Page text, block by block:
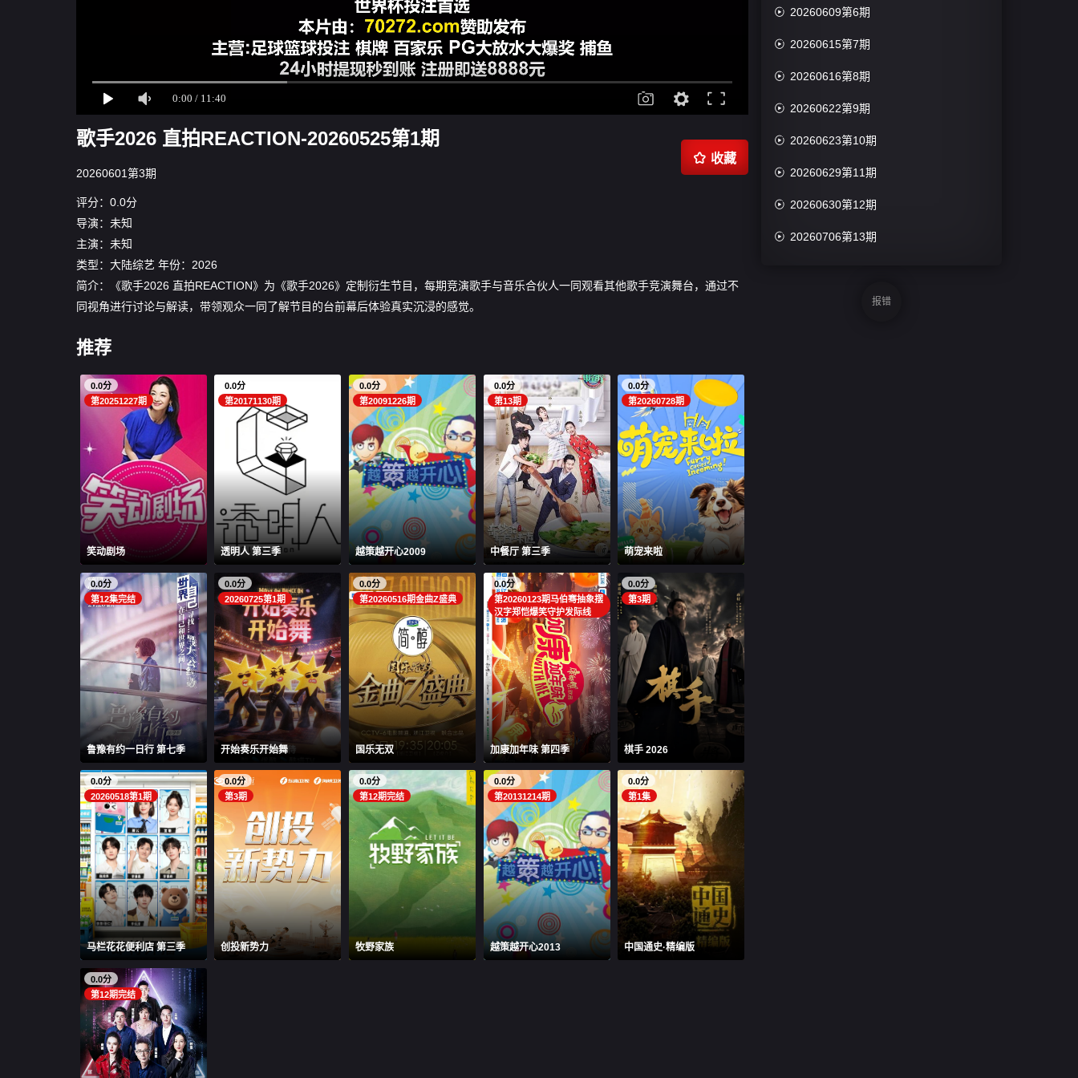
歌手2026 直拍REACTION-20260525第1期
20260601第3期
 收藏
评分：0.0分
导演：未知
主演：未知
类型： 大陆综艺 年份： 2026
简介：《歌手2026 直拍REACTION》为《歌手2026》定制衍生节目，每期竞演歌手与音乐合伙人一同观看其他歌手竞演舞台，通过不
同视角进行讨论与解读，带领观众一同了解节目的台前幕后体验真实沉浸的感觉。
推荐
0.0分
第20251227期
笑动剧场
0.0分
第20171130期
透明人 第三季
0.0分
第20091226期
越策越开心2009
0.0分
第13期
中餐厅 第三季
0.0分
第20260728期
萌宠来啦
0.0分
第12集完结
鲁豫有约一日行 第七季
0.0分
20260725第1期
开始奏乐开始舞
0.0分
第20260516期金曲Z盛典
国乐无双
0.0分
第20260123期马伯骞抽象摆
汉字郑恺爆笑守护发际线
加康加年味 第四季
0.0分
第3期
棋手 2026
0.0分
20260518第1期
马栏花花便利店 第三季
0.0分
第3期
创投新势力
0.0分
第12期完结
牧野家族
0.0分
第20131214期
越策越开心2013
0.0分
第1集
中国通史·精编版
0.0分
第12期完结
 20260609第6期
 20260615第7期
 20260616第8期
 20260622第9期
 20260623第10期
 20260629第11期
 20260630第12期
 20260706第13期
20260713第15期报错